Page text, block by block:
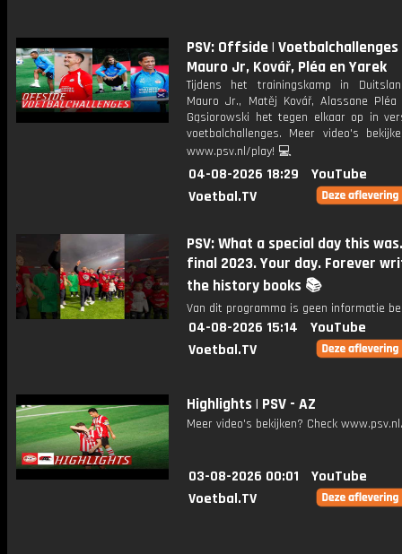
PSV: Offside |
Mauro Jr, Kovář, Pléa en Yarek
Tijdens het trainingskamp in
Mauro Jr., Matěj Kovář, Alassane
Gąsiorowski het tegen elkaar op in
voetbalchallenges. Meer video's
www.psv.nl/play! 💻
04-08-2026 18:29
YouTube
Voetbal.TV
PSV: What a special day this
final 2023. Your day. Forever
the history books 📚
Van dit programma is geen informatie
04-08-2026 15:14
YouTube
Voetbal.TV
Highlights | PSV - AZ
Meer video's bekijken? Check
03-08-2026 00:01
YouTube
Voetbal.TV